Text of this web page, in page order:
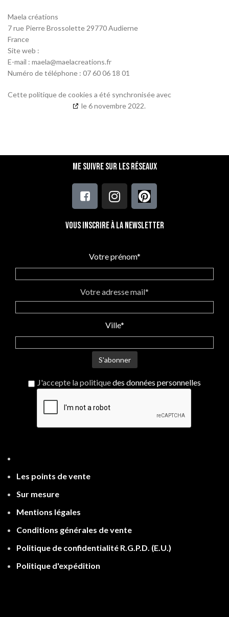
Maela créations
7 rue Pierre Brossolette 29770 Audierne
France
Site web :
E-mail : maela@maelacreations.fr
Numéro de téléphone : 07 60 06 18 01
Cette politique de cookies a été synchronisée avec
le 6 novembre 2022.
Me suivre sur les réseaux
Vous inscrire à la newsletter
Votre prénom*
Votre adresse mail*
Ville*
J'accepte la politiquedes données personnelles
Les points de vente
Sur mesure
Mentions légales
Conditions générales de vente
Politique de confidentialité R.G.P.D. (E.U.)
Politique d'expédition